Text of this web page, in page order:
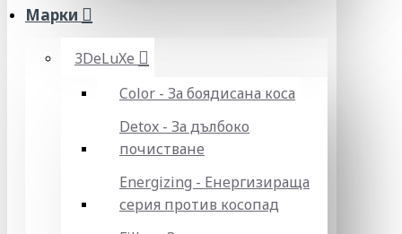
Марки
3DeLuXe
Color - За боядисана коса
Detox - За дълбоко
почистване
Energizing - Енергизираща
серия против косопад